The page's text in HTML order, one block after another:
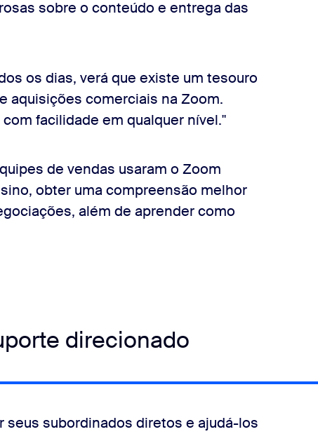
sobre o conteúdo e entrega das
os dias, verá que existe um tesouro
aquisições comerciais na Zoom.
facilidade em qualquer nível."
de vendas usaram o Zoom
obter uma compreensão melhor
além de aprender como
direcionado
seus subordinados diretos e ajudá-los